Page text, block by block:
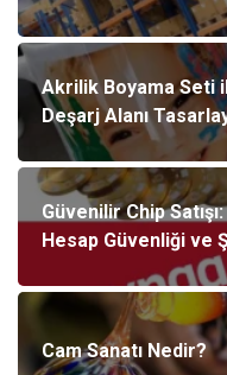
Akrilik Boyama Seti
Deşarj Alanı
Güvenilir Chip
Hesap Güvenliği
Cam Sanatı Nedir?